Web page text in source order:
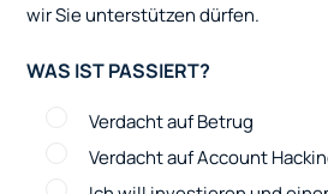
wir Sie unterstützen dürfen.
WAS IST PASSIERT?
Verdacht auf Betrug
Verdacht auf Account